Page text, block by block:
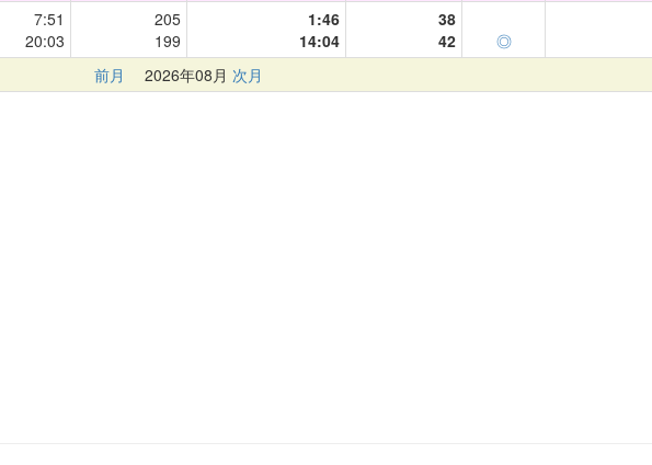
7:51
20:03
205
199
1:46
14:04
38
42
◎
前月 2026年08月 次月